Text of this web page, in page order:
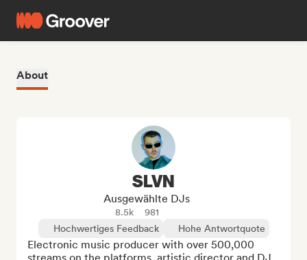
About
SLVN
Ausgewählte DJs
8.5k
981
Hochwertiges Feedback
Hohe Antwortquote
Electronic music producer with over 500,000